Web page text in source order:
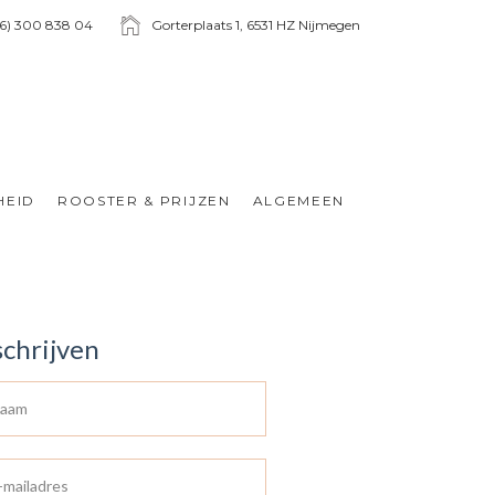
300 838 04 Gorterplaats 1, 6531 HZ Nijmegen
ROOSTER & PRIJZEN ALGEMEEN